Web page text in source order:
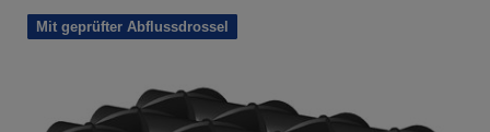
Mit geprüfter Abflussdrossel